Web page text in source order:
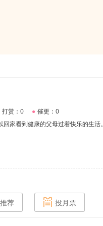
打赏：0 ● 催更：0
家看到健康的父母过着快乐的生活。
推荐 投月票